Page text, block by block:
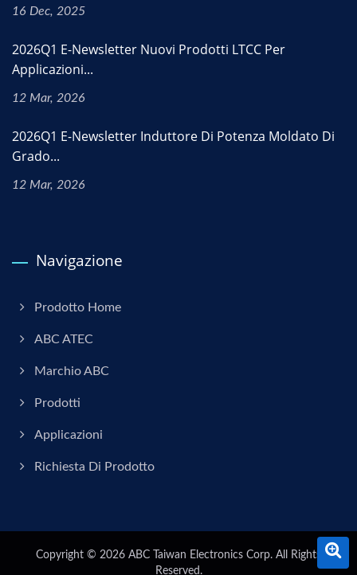
16 Dec, 2025
2026Q1 E-Newsletter Nuovi Prodotti LTCC Per
Applicazioni...
12 Mar, 2026
2026Q1 E-Newsletter Induttore Di Potenza Moldato Di
Grado...
12 Mar, 2026
Navigazione
Prodotto Home
ABC ATEC
Marchio ABC
Prodotti
Applicazioni
Richiesta Di Prodotto
Copyright © 2026 ABC Taiwan Electronics Corp. All Rights
Reserved.